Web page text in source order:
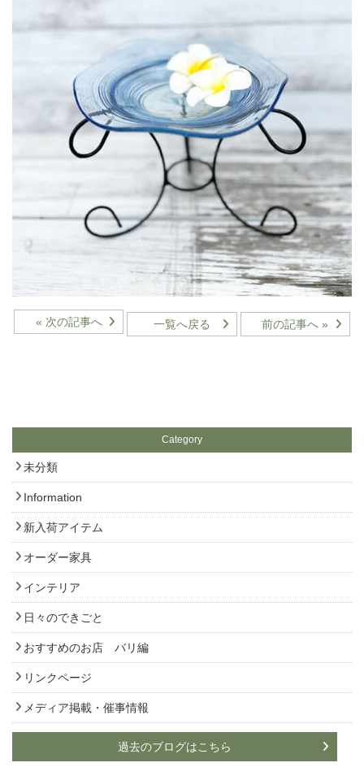
« 次の記事へ 一覧へ戻る 前の記事へ »
Category
未分類
Information
新入荷アイテム
オーダー家具
インテリア
日々のできごと
おすすめのお店 バリ編
リンクページ
メディア掲載・催事情報
過去のブログはこちら